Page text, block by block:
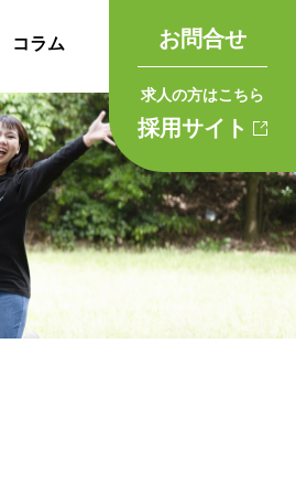
コラム お問合せ
求人の方はこちら
採用サイト